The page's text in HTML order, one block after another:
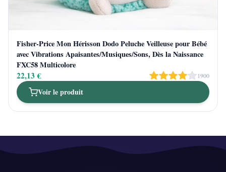
Fisher-Price Mon Hérisson Dodo Peluche Veilleuse pour Bébé
avec Vibrations Apaisantes/Musiques/Sons, Dès la Naissance
FXC58 Multicolore
22,13 € 1900
Voir le produit